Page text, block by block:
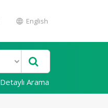
English
Detaylı Arama